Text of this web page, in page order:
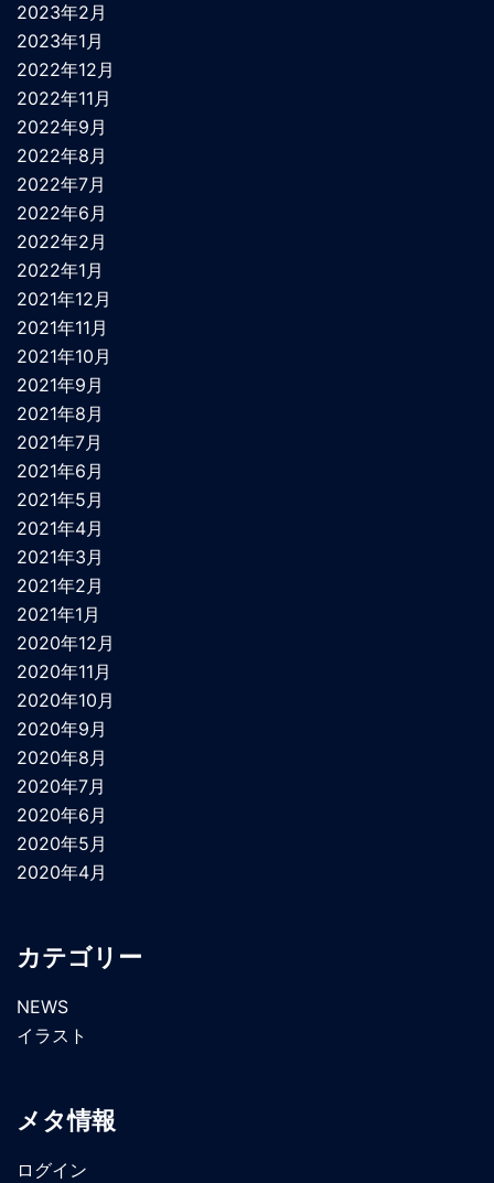
2023年2月
2023年1月
2022年12月
2022年11月
2022年9月
2022年8月
2022年7月
2022年6月
2022年2月
2022年1月
2021年12月
2021年11月
2021年10月
2021年9月
2021年8月
2021年7月
2021年6月
2021年5月
2021年4月
2021年3月
2021年2月
2021年1月
2020年12月
2020年11月
2020年10月
2020年9月
2020年8月
2020年7月
2020年6月
2020年5月
2020年4月
カテゴリー
NEWS
イラスト
メタ情報
ログイン